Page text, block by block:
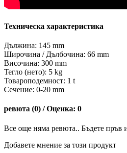
Техническа характеристика
Дължина: 145 mm
Широчина / Дълбочина: 66 mm
Височина: 300 mm
Тегло (нето): 5 kg
Товароподемност: 1 t
Сечение: 0-20 mm
ревюта (0) / Оценка: 0
Все още няма ревюта.. Бъдете пръв
Добавете мнение за този продукт